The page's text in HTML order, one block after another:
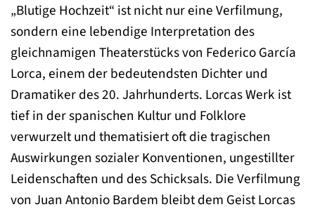
„Blutige Hochzeit“ ist nicht nur eine Verfilmung,
sondern eine lebendige Interpretation des
gleichnamigen Theaterstücks von Federico García
Lorca, einem der bedeutendsten Dichter und
Dramatiker des 20. Jahrhunderts. Lorcas Werk ist
tief in der spanischen Kultur und Folklore
verwurzelt und thematisiert oft die tragischen
Auswirkungen sozialer Konventionen, ungestillter
Leidenschaften und des Schicksals. Die Verfilmung
von Juan Antonio Bardem bleibt dem Geist Lorcas